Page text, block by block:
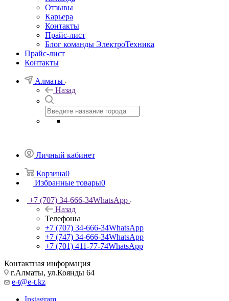
Отзывы
Карьера
Контакты
Прайс-лист
Блог команды ЭлектроТехника
Прайс-лист
Контакты
Алматы
Назад
Личный кабинет
Корзина0
Избранные товары0
+7 (707) 34-666-34WhatsApp
Назад
Телефоны
+7 (707) 34-666-34WhatsApp
+7 (747) 34-666-34WhatsApp
+7 (701) 411-77-74WhatsApp
Контактная информация
г.Алматы, ул.Коянды 64
e-t@e-t.kz
Instagram